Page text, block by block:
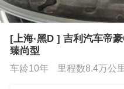
[上海·黑D ] 吉利汽车帝
臻尚型
车龄10年 里程数8.4万公